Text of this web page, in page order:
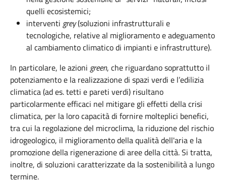
quelli ecosistemici;
interventi grey(soluzioni infrastrutturali e
tecnologiche, relative al miglioramento e adeguamento
al cambiamento climatico di impianti e infrastrutture).
In particolare, le azioni green, che riguardano soprattutto il
potenziamento e la realizzazione di spazi verdi e l’edilizia
climatica (ad es. tetti e pareti verdi) risultano
particolarmente efficaci nel mitigare gli effetti della crisi
climatica, per la loro capacità di fornire molteplici benefici,
tra cui la regolazione del microclima, la riduzione del rischio
idrogeologico, il miglioramento della qualità dell'aria e la
promozione della rigenerazione di aree della città. Si tratta,
inoltre, di soluzioni caratterizzate da la sostenibilità a lungo
termine.